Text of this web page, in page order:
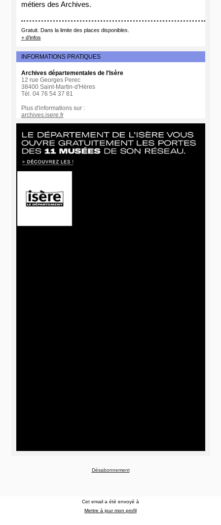
métiers des Archives.
Gratuit. Dans la limite des places disponibles.
+ d’infos
INFORMATIONS PRATIQUES
Archives départementales de l'Isère
12 rue Georges Perec
38400 Saint-Martin-d'Hères
Tél. 04 76 54 37 81
Plus d'informations sur :
archives.isere.fr
Désabonnement
Cet email a été envoyé à
Mettre à jour mon profil